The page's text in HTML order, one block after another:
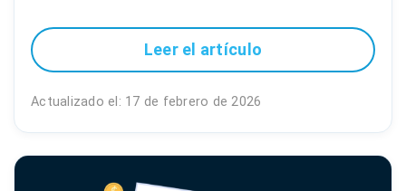
Leer el artículo
Actualizado el: 17 de febrero de 2026